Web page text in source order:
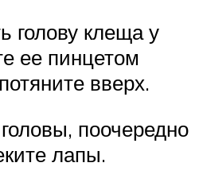
голову клеща у
ее пинцетом
вверх.
поочередно
лапы.